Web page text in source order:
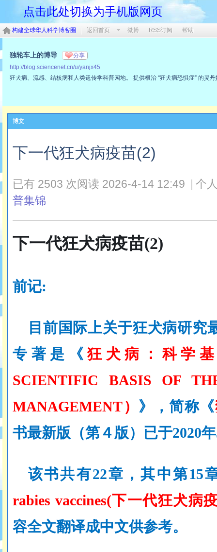
点击此处切换为手机版网页
构建全球华人科学博客圈 返回首页 微博 RSS订阅 帮助
独轮车上的博导 分享
http://blog.sciencenet.cn/u/yanjx45
狂犬病、流感、结核病和人类遗传学科普园地。 提供根治 “狂犬病恐惧症” 的灵
博文
下一代狂犬病疫苗(2)
已有 2503 次阅读 2026-4-14 12:49
个
普集锦
下一代狂犬病疫苗(2)
前记:
目前国际上关于狂犬病研究
专著是《狂犬病：科学
SCIENTIFIC BASIS OF
MANAGEMENT） 》，简称《
书最新版（第４版）已于2020
该书共有22章，其中第15
rabies vaccines(下一代狂犬病
容全文翻译成中文供参考。